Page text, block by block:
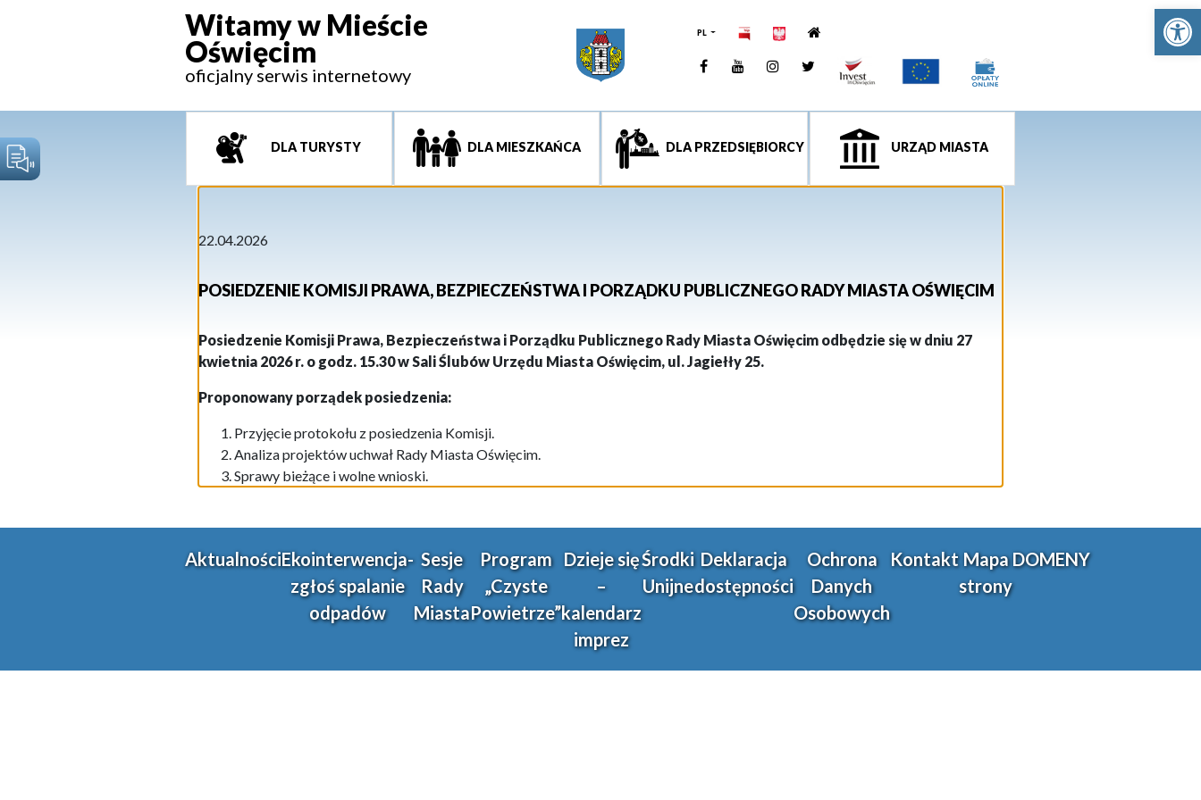
Witamy w Mieście
Oświęcim
oficjalny serwis internetowy
PL
FacebookYouTUbeInstagramTwitter
DLA TURYSTY DLA MIESZKAŃCA DLA PRZEDSIĘBIORCY URZĄD MIASTA
22.04.2026
POSIEDZENIE KOMISJI PRAWA, BEZPIECZEŃSTWA I PORZĄDKU PUBLICZNEGO RADY MIASTA OŚWIĘCIM
Posiedzenie Komisji Prawa, Bezpieczeństwa i Porządku Publicznego Rady Miasta Oświęcim odbędzie się w dniu 27
kwietnia 2026 r. o godz. 15.30wSaliŚlubów Urzędu Miasta Oświęcim, ul. Jagiełły 25.
Proponowany porządek posiedzenia:
Przyjęcie protokołu z posiedzenia Komisji.
Analiza projektów uchwał Rady Miasta Oświęcim.
Sprawy bieżące i wolne wnioski.
AktualnościEkointerwencja-
zgłoś spalanie
odpadów
Sesje
Rady
Miasta
Program
„Czyste
Powietrze”
Dzieje się
–
kalendarz
imprez
Środki
Unijne
Deklaracja
dostępności
Ochrona
Danych
Osobowych
Kontakt Mapa
strony
DOMENY